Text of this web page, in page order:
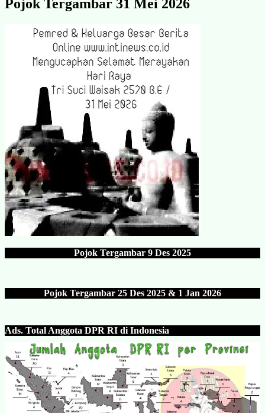
Pojok Tergambar 31 Mei 2026
Pojok Tergambar 9 Des 2025
Pojok Tergambar 25 Des 2025 & 1 Jan 2026
Ads. Total Anggota DPR RI di Indonesia